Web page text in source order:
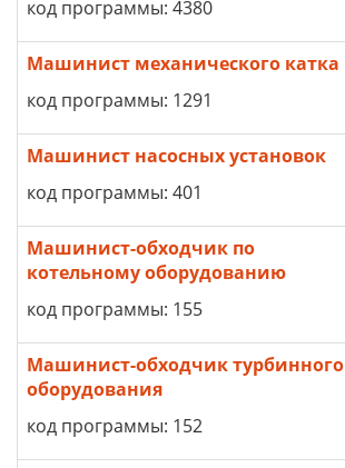
код программы: 4380
Машинист механического катка
код программы: 1291
Машинист насосных установок
код программы: 401
Машинист-обходчик по
котельному оборудованию
код программы: 155
Машинист-обходчик турбинного
оборудования
код программы: 152